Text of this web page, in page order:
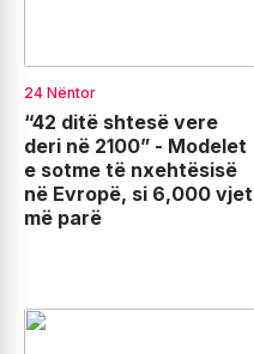
24 Nëntor
“42 ditë shtesë vere
deri në 2100” - Modelet
e sotme të nxehtësisë
në Evropë, si 6,000 vjet
më parë